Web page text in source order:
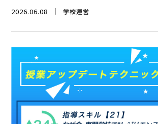
2026.06.08 学校運営